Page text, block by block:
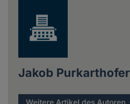
Jakob Purkarthofer